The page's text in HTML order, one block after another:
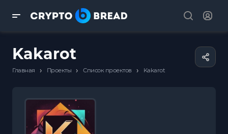
Kakarot
Главная › Проекты › Список проектов › Kakarot